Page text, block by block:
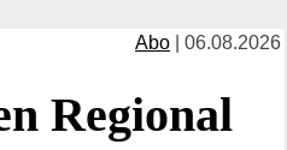
Abo | 06.08.2026
Regional